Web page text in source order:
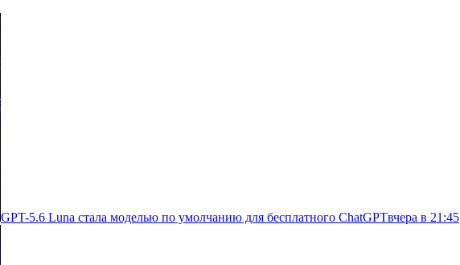
GPT-5.6 Luna стала моделью по умолчанию для бесплатного ChatGPTвчера в 21:45